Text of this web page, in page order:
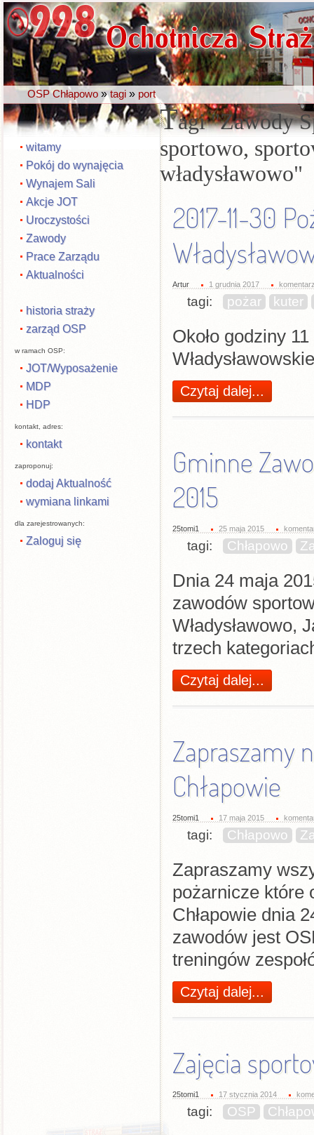
OSP Chłapowo » tagi » port
witamy
Pokój do wynajęcia
Wynajem Sali
Akcje JOT
Uroczystości
Zawody
Prace Zarządu
Aktualności
historia straży
zarząd OSP
w ramach OSP:
JOT/Wyposażenie
MDP
HDP
kontakt, adres:
kontakt
zaproponuj:
dodaj Aktualność
wymiana linkami
dla zarejestrowanych:
Zaloguj się
Tagi Zawody
sportowo,
władysławowo
2017-11-30
Artur 1 grudnia 2017
tagi: pożar kuter
Około godziny
Czytaj dalej...
Gminne
2015
25tomi1 25 maja 2015
tagi: Chłapowo
Dnia 24 maja
zawodów
Władysławowo,
trzech
Czytaj dalej...
Zapraszamy
Chłapowie
25tomi1 17 maja 2015
tagi: Chłapowo
Zapraszamy
pożarnicze które
Chłapowie dnia
zawodów jest
treningów
Czytaj dalej...
Zajęcia
25tomi1 17 stycznia 2014
tagi: OSP